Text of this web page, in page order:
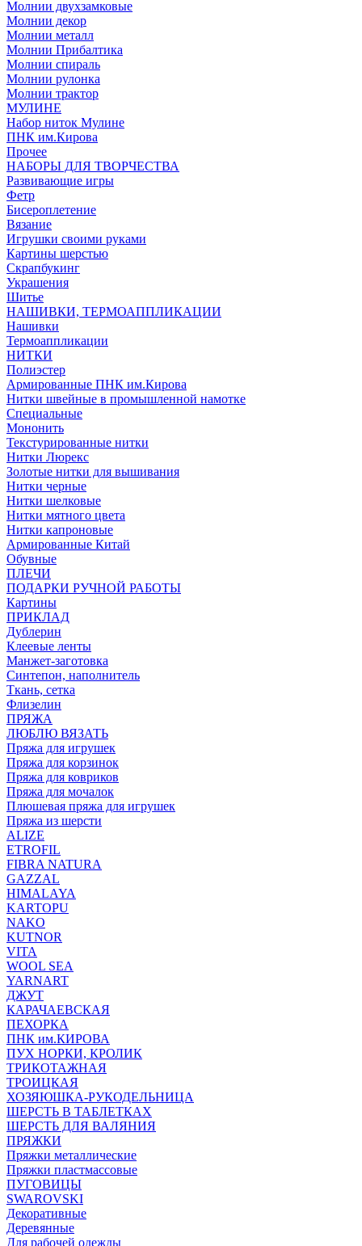
Молнии двухзамковые
Молнии декор
Молнии металл
Молнии Прибалтика
Молнии спираль
Молнии рулонка
Молнии трактор
МУЛИНЕ
Набор ниток Мулине
ПНК им.Кирова
Прочее
НАБОРЫ ДЛЯ ТВОРЧЕСТВА
Развивающие игры
Фетр
Бисероплетение
Вязание
Игрушки своими руками
Картины шерстью
Скрапбукинг
Украшения
Шитье
НАШИВКИ, ТЕРМОАППЛИКАЦИИ
Нашивки
Термоаппликации
НИТКИ
Полиэстер
Армированные ПНК им.Кирова
Нитки швейные в промышленной намотке
Специальные
Мононить
Текстурированные нитки
Нитки Люрекс
Золотые нитки для вышивания
Нитки черные
Нитки шелковые
Нитки мятного цвета
Нитки капроновые
Армированные Китай
Обувные
ПЛЕЧИ
ПОДАРКИ РУЧНОЙ РАБОТЫ
Картины
ПРИКЛАД
Дублерин
Клеевые ленты
Манжет-заготовка
Синтепон, наполнитель
Ткань, сетка
Флизелин
ПРЯЖА
ЛЮБЛЮ ВЯЗАТЬ
Пряжа для игрушек
Пряжа для корзинок
Пряжа для ковриков
Пряжа для мочалок
Плюшевая пряжа для игрушек
Пряжа из шерсти
ALIZE
ETROFIL
FIBRA NATURA
GAZZAL
HIMALAYA
KARTOPU
NAKO
KUTNOR
VITA
WOOL SEA
YARNART
ДЖУТ
КАРАЧАЕВСКАЯ
ПЕХОРКА
ПНК им.КИРОВА
ПУХ НОРКИ, КРОЛИК
ТРИКОТАЖНАЯ
ТРОИЦКАЯ
ХОЗЯЮШКА-РУКОДЕЛЬНИЦА
ШЕРСТЬ В ТАБЛЕТКАХ
ШЕРСТЬ ДЛЯ ВАЛЯНИЯ
ПРЯЖКИ
Пряжки металлические
Пряжки пластмассовые
ПУГОВИЦЫ
SWAROVSKI
Декоративные
Деревянные
Для рабочей одежды